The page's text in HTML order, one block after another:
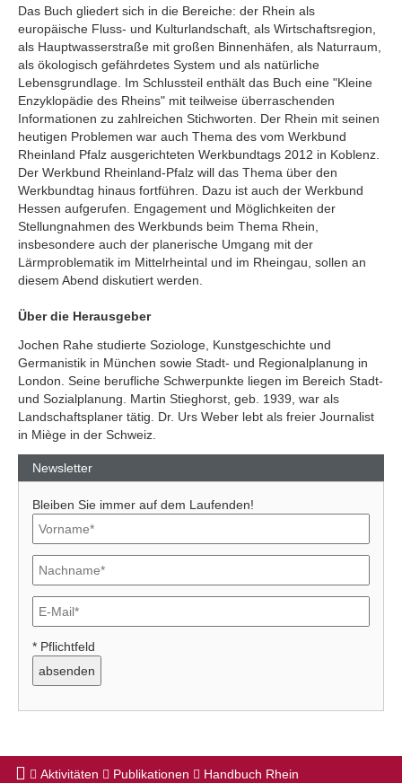
Das Buch gliedert sich in die Bereiche: der Rhein als
europäische Fluss- und Kulturlandschaft, als Wirtschaftsregion,
als Hauptwasserstraße mit großen Binnenhäfen, als Naturraum,
als ökologisch gefährdetes System und als natürliche
Lebensgrundlage. Im Schlussteil enthält das Buch eine "Kleine
Enzyklopädie des Rheins" mit teilweise überraschenden
Informationen zu zahlreichen Stichworten. Der Rhein mit seinen
heutigen Problemen war auch Thema des vom Werkbund
Rheinland Pfalz ausgerichteten Werkbundtags 2012 in Koblenz.
Der Werkbund Rheinland-Pfalz will das Thema über den
Werkbundtag hinaus fortführen. Dazu ist auch der Werkbund
Hessen aufgerufen. Engagement und Möglichkeiten der
Stellungnahmen des Werkbunds beim Thema Rhein,
insbesondere auch der planerische Umgang mit der
Lärmproblematik im Mittelrheintal und im Rheingau, sollen an
diesem Abend diskutiert werden.
Über die Herausgeber
Jochen Rahe studierte Soziologe, Kunstgeschichte und
Germanistik in München sowie Stadt- und Regionalplanung in
London. Seine berufliche Schwerpunkte liegen im Bereich Stadt-
und Sozialplanung. Martin Stieghorst, geb. 1939, war als
Landschaftsplaner tätig. Dr. Urs Weber lebt als freier Journalist
in Miège in der Schweiz.
Newsletter
Bleiben Sie immer auf dem Laufenden!
* Pflichtfeld
Aktivitäten Publikationen Handbuch Rhein